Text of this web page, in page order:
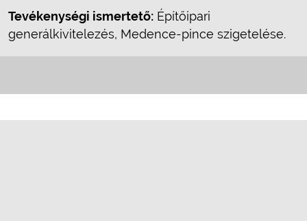
Tevékenységi ismertető: Építőipari
generálkivitelezés, Medence-pince szigetelése.